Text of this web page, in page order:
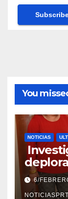
You
NOTICIAS
el
en
6/